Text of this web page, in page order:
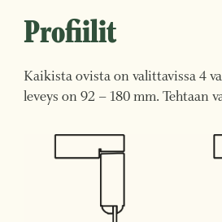
Profiilit
Kaikista ovista on valittavissa 4
leveys on 92 – 180 mm. Tehtaan